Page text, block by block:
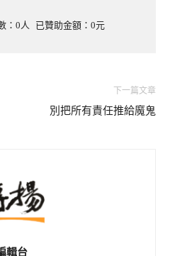
：0人 已贊助金額：0元
下一篇文章
別把所有責任推給魔鬼
輯台